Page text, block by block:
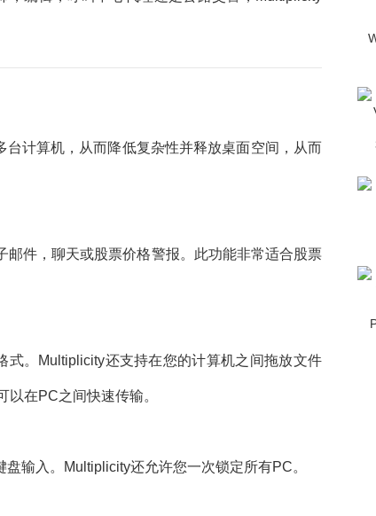
计算机，从而降低复杂性并释放桌面空间，从而
件，聊天或股票价格警报。此功能非常适合股票
。Multiplicity还支持在您的计算机之间拖放文件
在PC之间快速传输。
入。Multiplicity还允许您一次锁定所有PC。